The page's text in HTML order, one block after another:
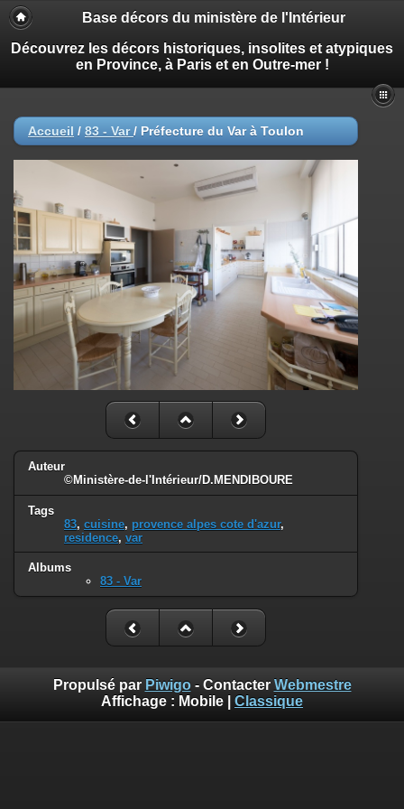
Base décors du ministère de l'Intérieur
Découvrez les décors historiques, insolites et atypiques
en Province, à Paris et en Outre-mer !
Accueil / 83 - Var/ Préfecture du Var à Toulon
Auteur
©Ministère-de-l'Intérieur/D.MENDIBOURE
Tags
83, cuisine, provence alpes cote d'azur,
residence, var
Albums
83 - Var
Propulsé par Piwigo- Contacter Webmestre
Affichage : Mobile Classique